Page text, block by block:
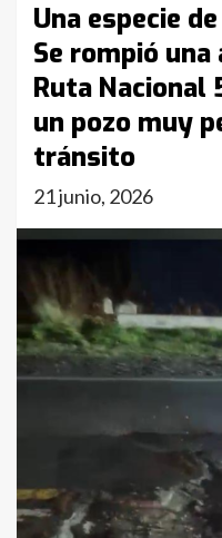
Una especie
Se rompió
Ruta Nacional
un pozo muy
tránsito
21 junio, 2026